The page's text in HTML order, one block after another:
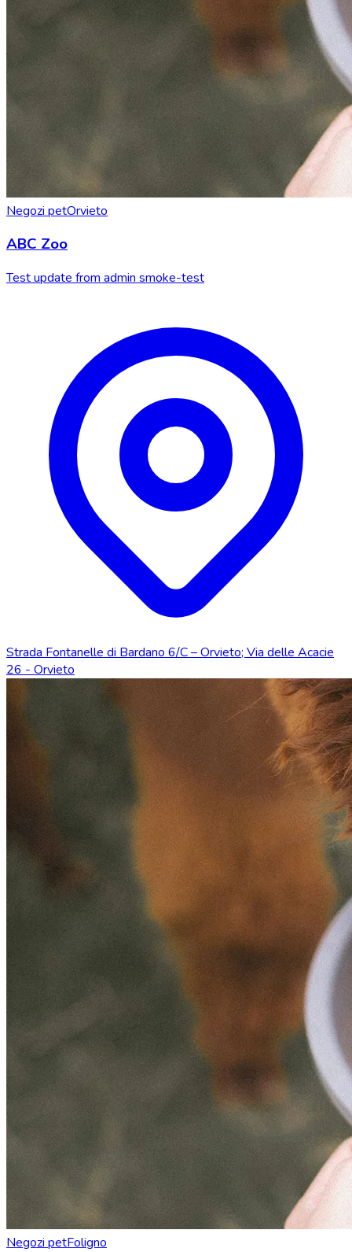
Negozi petOrvieto
ABC Zoo
Test update from admin smoke-test
Strada Fontanelle di Bardano 6/C – Orvieto; Via delle Acacie
26 - Orvieto
Negozi petFoligno